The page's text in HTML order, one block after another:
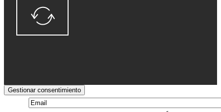
Gestionar consentimiento